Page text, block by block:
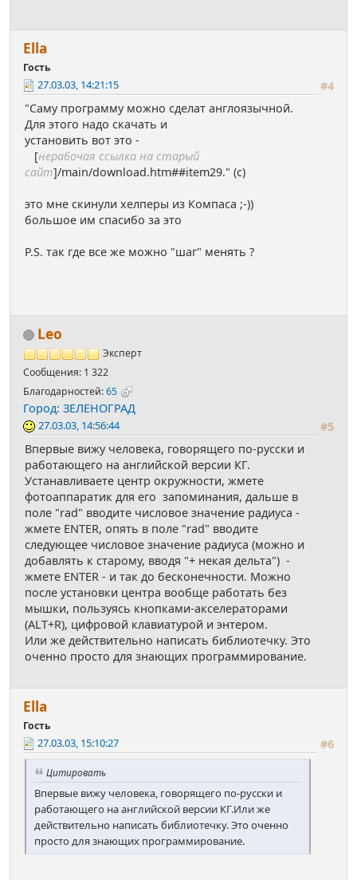
Ella
Гость
#4
27.03.03, 14:21:15
"Саму программу можно сделат англоязычной.
Для этого надо скачать и
установить вот это -
[нерабочая ссылка на старый
сайт]/main/download.htm##item29." (c)
это мне скинули хелперы из Компаса ;-))
большое им спасибо за это
P.S. так где все же можно "шаг" менять ?
Leo
Эксперт
Сообщения: 1 322
Благодарностей:65
Город: ЗЕЛЕНОГРАД
#5
27.03.03, 14:56:44
Впервые вижу человека, говорящего по-русски и
работающего на английской версии КГ.
Устанавливаете центр окружности, жмете
фотоаппаратик для его запоминания, дальше в
поле "rad" вводите числовое значение радиуса -
жмете ENTER, опять в поле "rad" вводите
следующее числовое значение радиуса (можно и
добавлять к старому, вводя "+ некая дельта") -
жмете ENTER - и так до бесконечности. Можно
после установки центра вообще работать без
мышки, пользуясь кнопками-акселераторами
(ALT+R), цифровой клавиатурой и энтером.
Или же действительно написать библиотечку. Это
оченно просто для знающих программирование.
Ella
Гость
#6
27.03.03, 15:10:27
Цитировать
Впервые вижу человека, говорящего по-русски и
работающего на английской версии КГ.Или же
действительно написать библиотечку. Это оченно
просто для знающих программирование.